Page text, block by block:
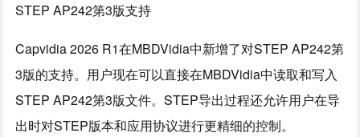
STEP AP242第3版支持
Capvidia 2026 R1在MBDVidia中新增了对STEP AP242第
3版的支持。用户现在可以直接在MBDVidia中读取和写入
STEP AP242第3版文件。STEP导出过程还允许用户在导
出时对STEP版本和应用协议进行更精细的控制。